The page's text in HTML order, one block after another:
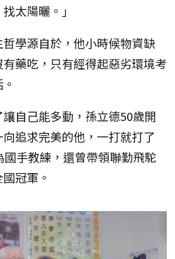
太陽曬。」
學源自於，他小時候物資缺
藥吃，只有經得起惡劣環境考
自己能多動，孫立德50歲開
追求完美的他，一打就打了
手教練，還曾帶領聯勤飛駝
冠軍。